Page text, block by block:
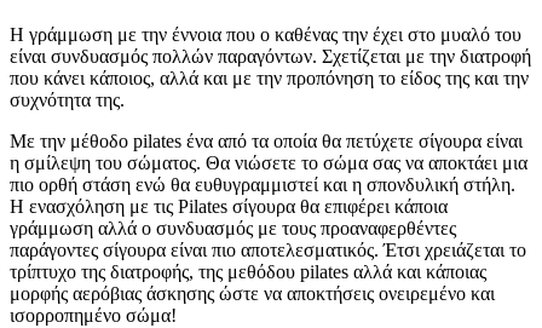
Η γράμμωση με την έννοια που ο καθένας την έχει στο μυαλό του
είναι συνδυασμός πολλών παραγόντων. Σχετίζεται με την διατροφή
που κάνει κάποιος, αλλά και με την προπόνηση το είδος της και την
συχνότητα της.
Με την μέθοδο pilates ένα από τα οποία θα πετύχετε σίγουρα είναι
η σμίλεψη του σώματος. Θα νιώσετε το σώμα σας να αποκτάει μια
πιο ορθή στάση ενώ θα ευθυγραμμιστεί και η σπονδυλική στήλη.
Η ενασχόληση με τις Pilates σίγουρα θα επιφέρει κάποια
γράμμωση αλλά ο συνδυασμός με τους προαναφερθέντες
παράγοντες σίγουρα είναι πιο αποτελεσματικός. Έτσι χρειάζεται το
τρίπτυχο της διατροφής, της μεθόδου pilates αλλά και κάποιας
μορφής αερόβιας άσκησης ώστε να αποκτήσεις ονειρεμένο και
ισορροπημένο σώμα!